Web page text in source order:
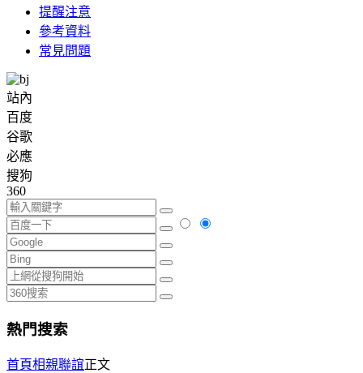
提醒注意
參考資料
常見問題
站內
百度
谷歌
必應
搜狗
360
熱門搜索
首頁相親聯誼正文